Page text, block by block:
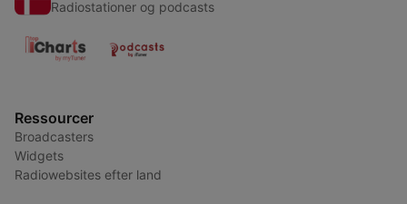
Radiostationer og podcasts
Ressourcer
Broadcasters
Widgets
Radiowebsites efter land